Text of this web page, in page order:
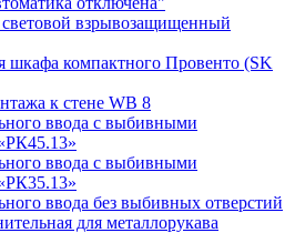
взрывозащищенный
шкафа компактного Провенто (SK
к стене WB 8
ввода с выбивными
ввода с выбивными
ввода без выбивных отверстий
для металлорукава